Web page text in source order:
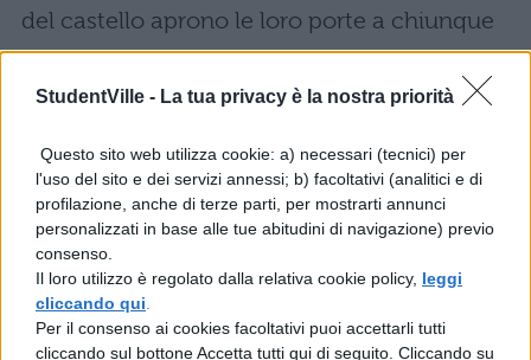
StudentVille - La tua privacy è la nostra priorità
Questo sito web utilizza cookie: a) necessari (tecnici) per
l'uso del sito e dei servizi annessi; b) facoltativi (analitici e di
profilazione, anche di terze parti, per mostrarti annunci
personalizzati in base alle tue abitudini di navigazione) previo
consenso.
Il loro utilizzo è regolato dalla relativa cookie policy, leggi
cliccando qui
Per il consenso ai cookies facoltativi puoi accettarli tutti
cliccando sul bottone Accetta tutti qui di seguito. Cliccando su
del castello aprono le loro porte a chiunque
voglia visitarlo, la fortezza è diventata ancora
più nota e famosa grazie alla saga del
luogo come “Castello di Hogwarts”. Alwinck
Castle è aperto praticamente tutto l’anno,
raggiungerlo non è neanche così difficile,
infatti la fortezza sorge a un’ottantina di km
da Newcastle, città dotata di un grande